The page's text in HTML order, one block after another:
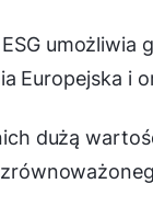
umożliwia
Europejska i
dużą